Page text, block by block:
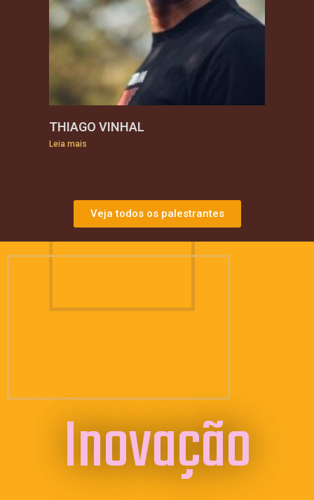
THIAGO VINHAL
Leia mais
Veja todos os palestrantes
Inovação